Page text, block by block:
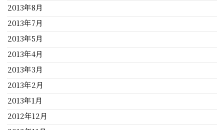
2013年8月
2013年7月
2013年5月
2013年4月
2013年3月
2013年2月
2013年1月
2012年12月